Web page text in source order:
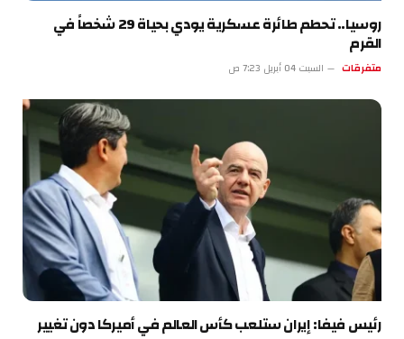
روسيا.. تحطم طائرة عسكرية يودي بحياة 29 شخصاً في
القرم
متفرقات السبت 04 أبريل 7:23 ص
رئيس فيفا: إيران ستلعب كأس العالم في أميركا دون تغيير